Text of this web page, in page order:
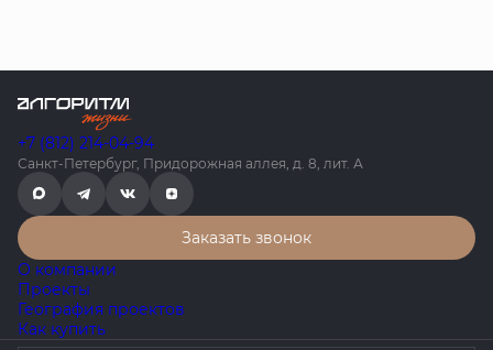
+7 (812) 214-04-94
Санкт-Петербург, Придорожная аллея, д. 8, лит. А
Заказать звонок
О компании
Проекты
География проектов
Как купить